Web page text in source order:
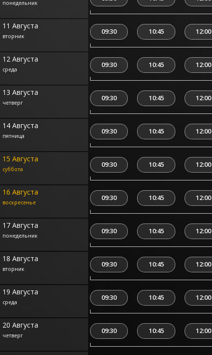
понедельник
11 Августа
вторник
12 Августа
среда
13 Августа
четверг
14 Августа
пятница
15 Августа
суббота
16 Августа
воскресенье
17 Августа
понедельник
18 Августа
вторник
19 Августа
среда
20 Августа
четверг
09:30 10:45 12:00
09:30 10:45 12:00
09:30 10:45 12:00
09:30 10:45 12:00
09:30 10:45 12:00
09:30 10:45 12:00
09:30 10:45 12:00
09:30 10:45 12:00
09:30 10:45 12:00
09:30 10:45 12:00